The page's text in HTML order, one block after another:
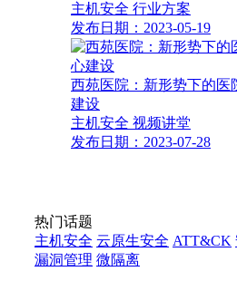
主机安全 行业方案
发布日期：2023-05-19
西苑医院：新形势下的医
建设
主机安全 视频讲堂
发布日期：2023-07-28
热门话题
主机安全 云原生安全 ATT&CK
漏洞管理 微隔离